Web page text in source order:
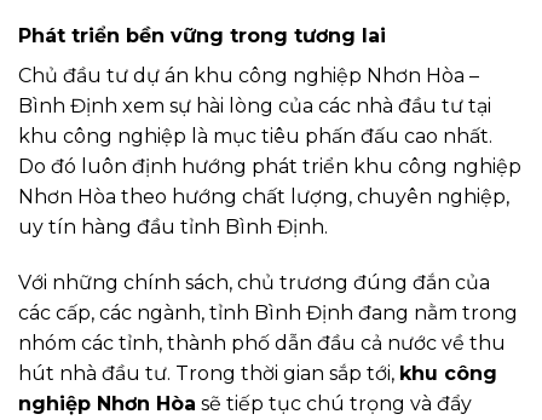
Phát triển bền vững trong tương lai
Chủ đầu tư dự án khu công nghiệp Nhơn Hòa –
Bình Định xem sự hài lòng của các nhà đầu tư tại
khu công nghiệp là mục tiêu phấn đấu cao nhất.
Do đó luôn định hướng phát triển khu công nghiệp
Nhơn Hòa theo hướng chất lượng, chuyên nghiệp,
uy tín hàng đầu tỉnh Bình Định.
Với những chính sách, chủ trương đúng đắn của
các cấp, các ngành, tỉnh Bình Định đang nằm trong
nhóm các tỉnh, thành phố dẫn đầu cả nước về thu
hút nhà đầu tư. Trong thời gian sắp tới, khu công
nghiệp Nhơn Hòa sẽ tiếp tục chú trọng và đẩy